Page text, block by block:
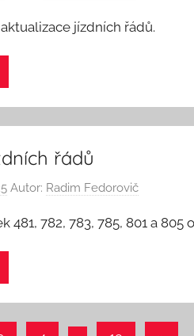
jízdních řádů.
řádů
Autor: Radim Fedorovič
481, 782, 783, 785, 801 a 805